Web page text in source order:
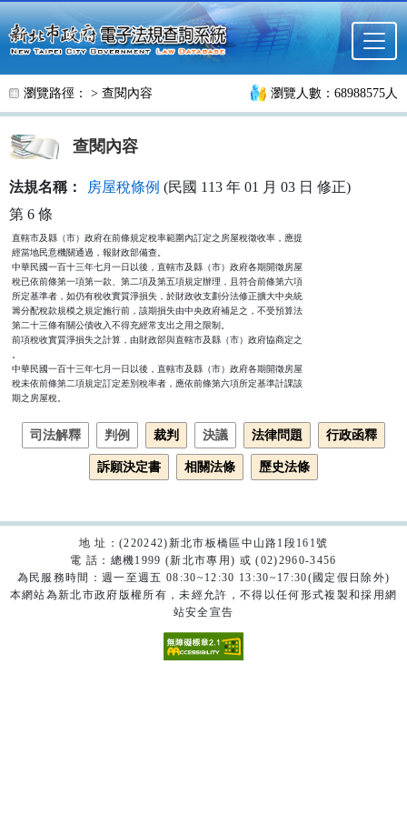
跳至主要內容
瀏覽路徑： > 查閱內容 瀏覽人數：68988575人
查閱內容
法規名稱： 房屋稅條例 (民國 113 年 01 月 03 日 修正)
第 6 條
直轄市及縣（市）政府在前條規定稅率範圍內訂定之房屋稅徵收率，應提
經當地民意機關通過，報財政部備查。
中華民國一百十三年七月一日以後，直轄市及縣（市）政府各期開徵房屋
稅已依前條第一項第一款、第二項及第五項規定辦理，且符合前條第六項
所定基準者，如仍有稅收實質淨損失，於財政收支劃分法修正擴大中央統
籌分配稅款規模之規定施行前，該期損失由中央政府補足之，不受預算法
第二十三條有關公債收入不得充經常支出之用之限制。
前項稅收實質淨損失之計算，由財政部與直轄市及縣（市）政府協商定之
。
中華民國一百十三年七月一日以後，直轄市及縣（市）政府各期開徵房屋
稅未依前條第二項規定訂定差別稅率者，應依前條第六項所定基準計課該
期之房屋稅。
司法解釋 判例 裁判 決議 法律問題 行政函釋
訴願決定書 相關法條 歷史法條
地 址：(220242)新北市板橋區中山路1段161號
電 話：總機1999 (新北市專用) 或 (02)2960-3456
為民服務時間：週一至週五 08:30~12:30 13:30~17:30(國定假日除外)
本網站為新北市政府版權所有，未經允許，不得以任何形式複製和採用網
站安全宣告